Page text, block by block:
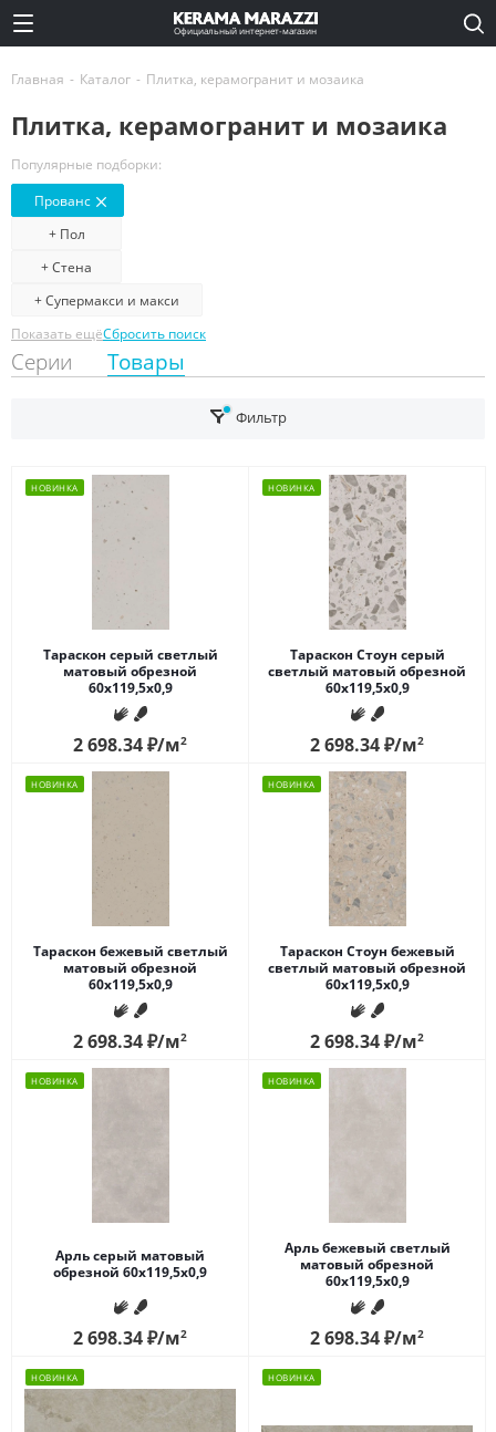
Официальный интернет-магазин
Главная - Каталог - Плитка, керамогранит и мозаика
Плитка, керамогранит и мозаика
Популярные подборки:
Прованс
+ Пол
+ Стена
+ Супермакси и макси
Показать ещёСбросить поиск
Серии Товары
Фильтр
НОВИНКА
Тараскон серый светлый
матовый обрезной
60x119,5x0,9
2 698.34₽/м2
НОВИНКА
Тараскон Стоун серый
светлый матовый обрезной
60x119,5x0,9
2 698.34₽/м2
НОВИНКА
Тараскон бежевый светлый
матовый обрезной
60x119,5x0,9
2 698.34₽/м2
НОВИНКА
Тараскон Стоун бежевый
светлый матовый обрезной
60x119,5x0,9
2 698.34₽/м2
НОВИНКА
Арль серый матовый
обрезной 60x119,5x0,9
2 698.34₽/м2
НОВИНКА
Арль бежевый светлый
матовый обрезной
60x119,5x0,9
2 698.34₽/м2
НОВИНКА НОВИНКА